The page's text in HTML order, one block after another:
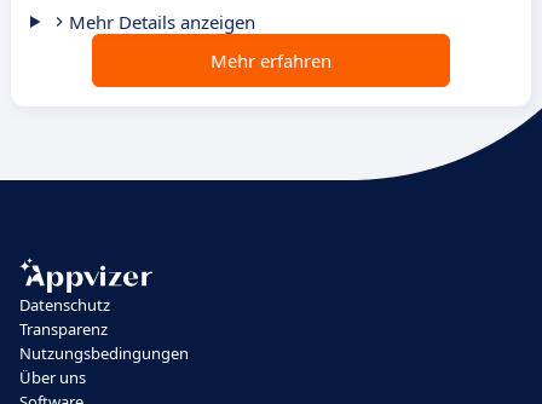
Mehr Details anzeigen
Mehr erfahren
Datenschutz
Transparenz
Nutzungsbedingungen
Über uns